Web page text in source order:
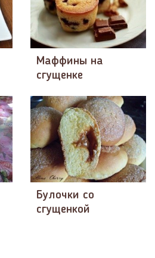
Маффины на
сгущенке
Булочки со
сгущенкой